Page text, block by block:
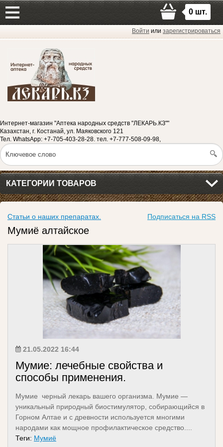
Войти или зарегистрироваться
Интернет-магазин "Аптека народных средств "ЛЕКАРЬ.КЗ""
Казахстан, г. Костанай, ул. Маяковского 121
Тел. WhatsApp: +7-705-403-28-28. тел. +7-777-508-09-98,
0 шт.
КАТЕГОРИИ ТОВАРОВ
Статьи о наших препаратах. Подписаться на RSS
Мумиё алтайское
21.05.2022 16:44
Мумие: лечебные свойства и
способы применения.
Мумие черный лекарь вашего организма. Мумие —
уникальный природный биостимулятор, собирающийся в
Горном Алтае и с древности используется многими
народами как мощное профилактическое средство....
Теги: Мумиё